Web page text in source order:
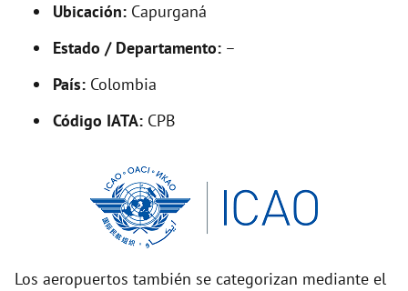
i
Ubicación: Capurganá
Estado / Departamento: –
País: Colombia
Código IATA: CPB
Los aeropuertos también se categorizan mediante el